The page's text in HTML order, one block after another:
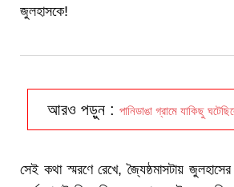
জুলহাসকে!
আরও পড়ুন : পানিডাঙা গ্রামে যাকিছু
সেই কথা স্মরণে রেখে, জ্যৈষ্ঠমাসটায়